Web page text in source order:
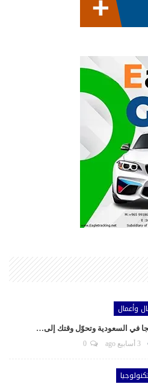
وأعمال
في السعودية وتحوّل وقتك إلى…
3 أسابيع ago
تكنولوجيا